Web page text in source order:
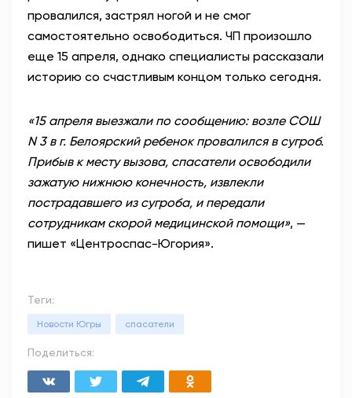
провалился, застрял ногой и не смог
самостоятельно освободиться. ЧП произошло
еще 15 апреля, однако специалисты рассказали
историю со счастливым концом только сегодня.
«15 апреля выезжали по сообщению: возле СОШ
N 3 в г. Белоярский ребенок провалился в сугроб.
Прибыв к месту вызова, спасатели освободили
зажатую нижнюю конечность, извлекли
пострадавшего из сугроба, и передали
сотрудникам скорой медицинской помощи», —
пишет «Центроспас-Югория».
Теги:
Новости Югры спасатели
Поделиться: